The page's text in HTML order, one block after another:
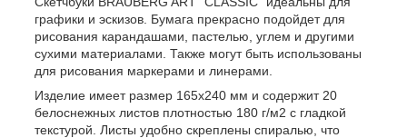
графики и эскизов. Бумага прекрасно подойдет для
рисования карандашами, пастелью, углем и другими
сухими материалами. Также могут быть использованы
для рисования маркерами и линерами.
Изделие имеет размер 165х240 мм и содержит 20
белоснежных листов плотностью 180 г/м2 с гладкой
текстурой. Листы удобно скреплены спиралью, что